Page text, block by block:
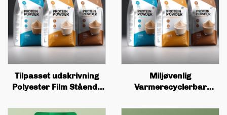
Tilpasset udskrivning
Polyester Film Stående
Zipper Candy Nut
Miljøvenlig
Varmerecyclerbar
Plastik Madspakke,